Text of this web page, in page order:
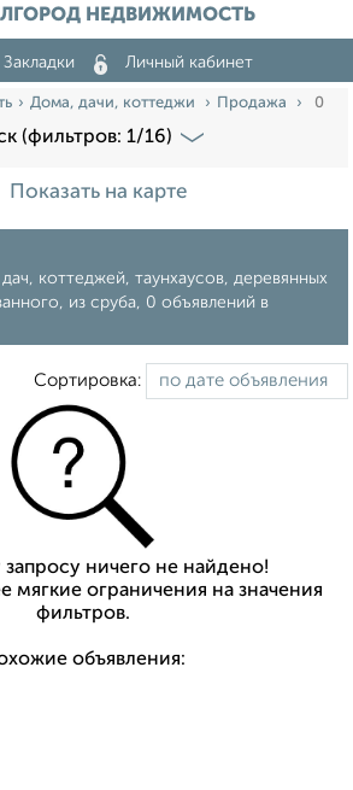
НЕДВИЖИМОСТЬ
Закладки Личный кабинет
Дома, дачи, коттеджи Продажа 0
(фильтров: 1/16)
Показать на карте
коттеджей, таунхаусов, деревянных
из сруба, 0 объявлений в
Сортировка:
запросу ничего не найдено!
мягкие ограничения на значения
фильтров.
объявления: